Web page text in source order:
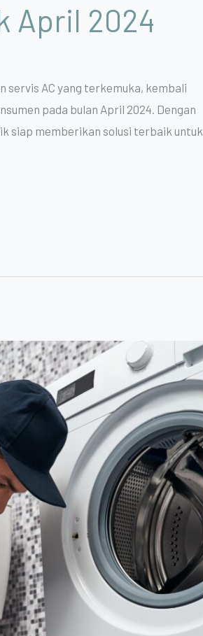
April 2024
servis AC yang terkemuka, kembali
pada bulan April 2024. Dengan
siap memberikan solusi terbaik untuk